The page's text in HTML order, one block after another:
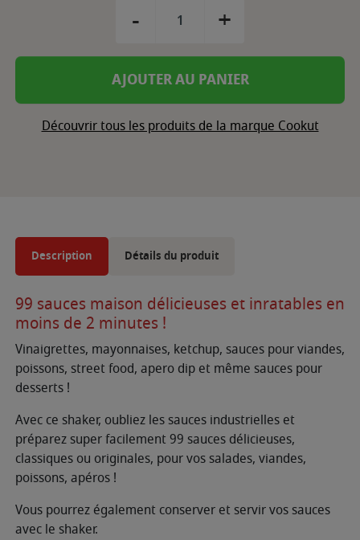
- +
AJOUTER AU PANIER
Découvrir tous les produits de la marque Cookut
Description Détails du produit
99 sauces maison délicieuses et inratables en
moins de 2 minutes !
Vinaigrettes, mayonnaises, ketchup, sauces pour viandes,
poissons, street food, apero dip et même sauces pour
desserts !
Avec ce shaker, oubliez les sauces industrielles et
préparez super facilement 99 sauces délicieuses,
classiques ou originales, pour vos salades, viandes,
poissons, apéros !
Vous pourrez également conserver et servir vos sauces
avec le shaker.